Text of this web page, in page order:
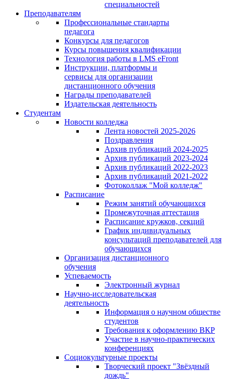
специальностей
Преподавателям
Профессиональные стандарты
педагога
Конкурсы для педагогов
Курсы повышения квалификации
Технология работы в LMS eFront
Инструкции, платформы и
сервисы для организации
дистанционного обучения
Награды преподавателей
Издательская деятельность
Студентам
Новости колледжа
Лента новостей 2025-2026
Поздравления
Архив публикаций 2024-2025
Архив публикаций 2023-2024
Архив публикаций 2022-2023
Архив публикаций 2021-2022
Фотоколлаж "Мой колледж"
Расписание
Режим занятий обучающихся
Промежуточная аттестация
Расписание кружков, секций
График индивидуальных
консультаций преподавателей для
обучающихся
Организация дистанционного
обучения
Успеваемость
Электронный журнал
Научно-исследовательская
деятельность
Информация о научном обществе
студентов
Требования к оформлению ВКР
Участие в научно-практических
конференциях
Социокультурные проекты
Творческий проект "Звёздный
дождь"